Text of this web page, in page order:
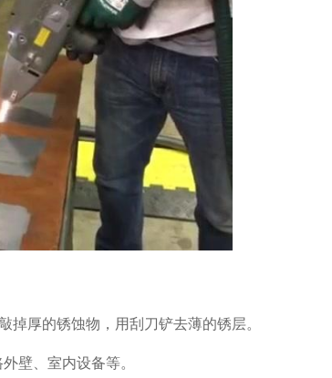
厚的锈蚀物，用刮刀铲去薄的锈层。
壁、室内设备等。